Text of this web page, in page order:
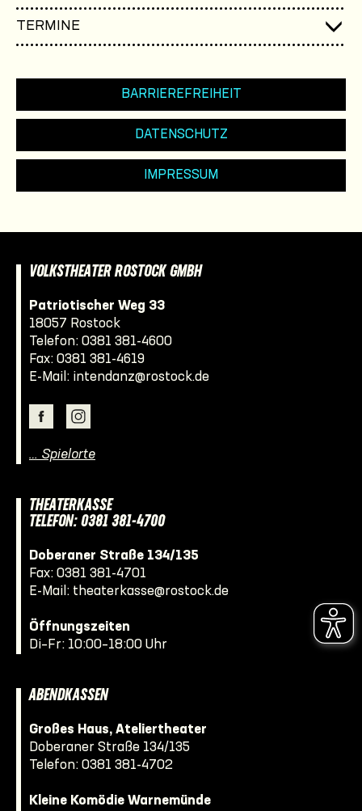
TERMINE
BARRIEREFREIHEIT
DATENSCHUTZ
IMPRESSUM
VOLKSTHEATER ROSTOCK GMBH
Patriotischer Weg 33
18057 Rostock
Telefon: 0381 381-4600
Fax: 0381 381-4619
E-Mail: intendanz@rostock.de
… Spielorte
THEATERKASSE
TELEFON: 0381 381-4700
Doberaner Straße 134/135
Fax: 0381 381-4701
E-Mail: theaterkasse@rostock.de
Öffnungszeiten
Di–Fr: 10:00–18:00 Uhr
ABENDKASSEN
Großes Haus, Ateliertheater
Doberaner Straße 134/135
Telefon: 0381 381-4702
Kleine Komödie Warnemünde